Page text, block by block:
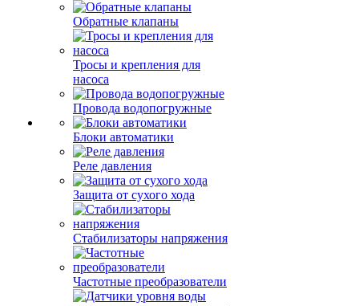
Обратные клапаны
Тросы и крепления для
насоса
Провода водопогружные
Блоки автоматики
Реле давления
Защита от сухого хода
Стабилизаторы напряжения
Частотные преобразователи